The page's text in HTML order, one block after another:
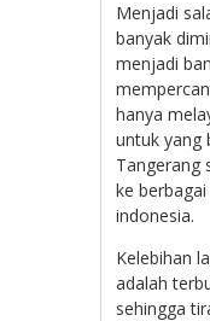
Menjadi
banyak
menjadi
hanya
untuk yang
Tangerang
ke
indonesia.
Kelebihan
adalah
sehingga